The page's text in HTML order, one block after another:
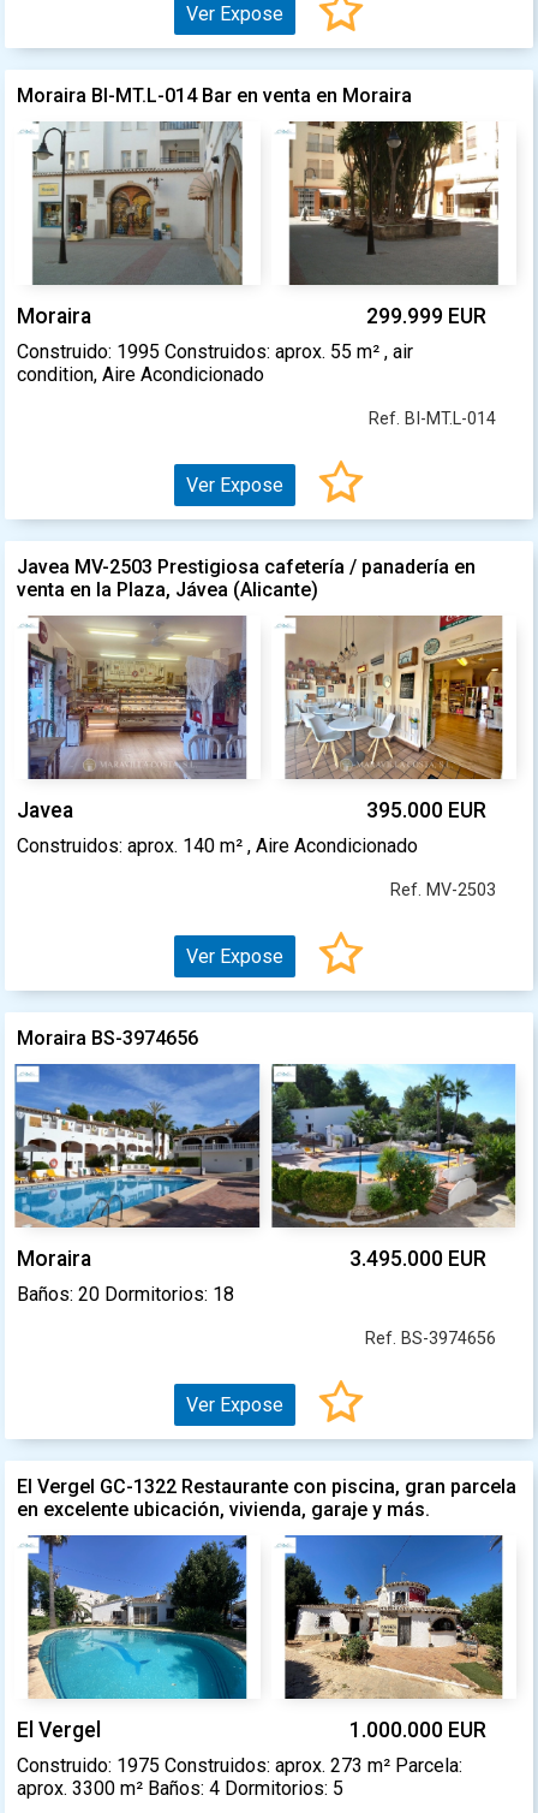
Ver Expose
Moraira BI-MT.L-014 Bar en venta en Moraira
Moraira 299.999 EUR
Construido: 1995 Construidos: aprox. 55 m² , air
condition, Aire Acondicionado
Ref. BI-MT.L-014
Ver Expose
Javea MV-2503 Prestigiosa cafetería / panadería en
venta en la Plaza, Jávea (Alicante)
Javea 395.000 EUR
Construidos: aprox. 140 m² , Aire Acondicionado
Ref. MV-2503
Ver Expose
Moraira BS-3974656
Moraira 3.495.000 EUR
Baños: 20 Dormitorios: 18
Ref. BS-3974656
Ver Expose
El Vergel GC-1322 Restaurante con piscina, gran parcela
en excelente ubicación, vivienda, garaje y más.
El Vergel 1.000.000 EUR
Construido: 1975 Construidos: aprox. 273 m² Parcela:
aprox. 3300 m² Baños: 4 Dormitorios: 5